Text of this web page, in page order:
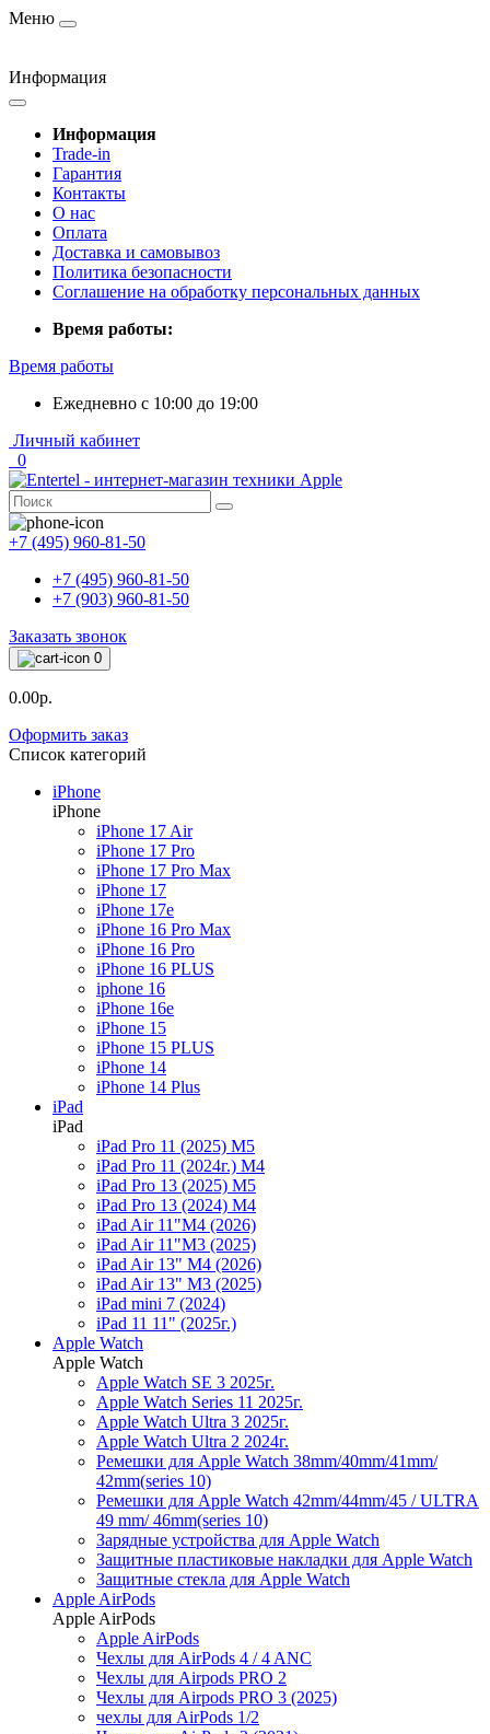
Меню
Информация
Информация
Trade-in
Гарантия
Контакты
О нас
Оплата
Доставка и самовывоз
Политика безопасности
Соглашение на обработку персональных данных
Время работы:
Время работы
Ежедневно с 10:00 до 19:00
Личный кабинет
0
+7 (495) 960-81-50
+7 (495) 960-81-50
+7 (903) 960-81-50
Заказать звонок
0
0.00р.
Оформить заказ
Список категорий
iPhone
iPhone
iPhone 17 Air
iPhone 17 Pro
iPhone 17 Pro Max
iPhone 17
iPhone 17e
iPhone 16 Pro Max
iPhone 16 Pro
iPhone 16 PLUS
iphone 16
iPhone 16e
iPhone 15
iPhone 15 PLUS
iPhone 14
iPhone 14 Plus
iPad
iPad
iPad Pro 11 (2025) M5
iPad Pro 11 (2024г.) M4
iPad Pro 13 (2025) M5
iPad Pro 13 (2024) M4
iPad Air 11"M4 (2026)
iPad Air 11"M3 (2025)
iPad Air 13" M4 (2026)
iPad Air 13" M3 (2025)
iPad mini 7 (2024)
iPad 11 11" (2025г.)
Apple Watch
Apple Watch
Apple Watch SE 3 2025г.
Apple Watch Series 11 2025г.
Apple Watch Ultra 3 2025г.
Apple Watch Ultra 2 2024г.
Ремешки для Apple Watch 38mm/40mm/41mm/
42mm(series 10)
Ремешки для Apple Watch 42mm/44mm/45 / ULTRA
49 mm/ 46mm(series 10)
Зарядные устройства для Apple Watch
Защитные пластиковые накладки для Apple Watch
Защитные стекла для Apple Watch
Apple AirPods
Apple AirPods
Apple AirPods
Чехлы для AirPods 4 / 4 ANC
Чехлы для Airpods PRO 2
Чехлы для Airpods PRO 3 (2025)
чехлы для AirPods 1/2